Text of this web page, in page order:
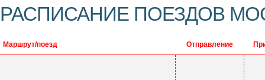
РАСПИСАНИЕ ПОЕЗДОВ
Маршрут/поезд Отправление